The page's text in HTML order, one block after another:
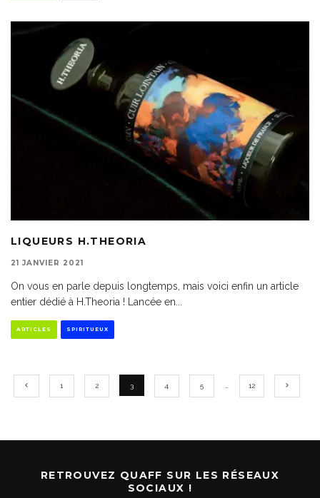
LIQUEURS H.THEORIA
21 JANVIER 2021
On vous en parle depuis longtemps, mais voici enfin un article
entier dédié à H.Theoria ! Lancée en
ARTICLES SPIRITUEUX
1 2 3 4 5 12
RETROUVEZ QUAFF SUR LES RÉSEAUX
SOCIAUX !